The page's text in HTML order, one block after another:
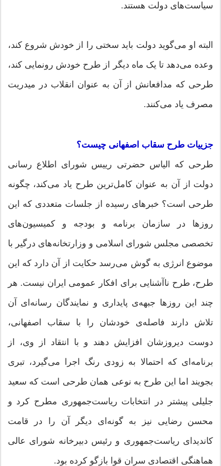
سیاست‌های دولت هستند.
البته او می‌گوید دولت باید سختی را از خودش شروع کند،
وعده می‌دهد تا یک ماه دیگر از طرح خودش رونمایی کند،
طرحی که مدافعانش از آن به عنوان انقلاب در میدریت
مصرف یاد می‌کنند.
جزییات طرح سقاب اصفهانی چیست؟
طرحی که الیاس حضرتی رییس شورای اطلاع رسانی
دولت از آن به عنوان کامل‌ترین طرح یاد می‌کند، چگونه
طرحی است؟ خبرهای رسیده از جلسات متعددی که این
روزها در سازمان برنامه و بودجه و کمیسیون‌های
تخصصی مجلس شورای اسلامی و وزارتخانه‌های درگیر با
موضوع انرژی به گوش می‌رسد حکایت از آن دارد که این
طرح، طرح ناآشنایی برای افکار عمومی ایران نیست. هر
چند این روزها جبهه‌ی پایداری و نمایندگان رسانه‌ای آن
تلاش دارند فاصله‌ی خودشان را با سقاب اصفهانی،
دوست دیروزشان افزایش دهند و با انتقاد از وی، از
برنامه‌ای که احتمالا به زودی رنگ اجرا می‌گیرد، تبری
بجویند اما این طرح به نوعی همان طرحی است که سعید
جلیلی پیشتر در انتخابات ریاست‌جمهوری مطرح کرد و
محسن رضایی نیز به گونه‌ای دیگر آن را در قامت
کاندیدای ریاست‌جمهوری و رئیس دبیرخانه شورای عالی
هماهنگی اقتصادی سران قوا بازگو کرده بود.